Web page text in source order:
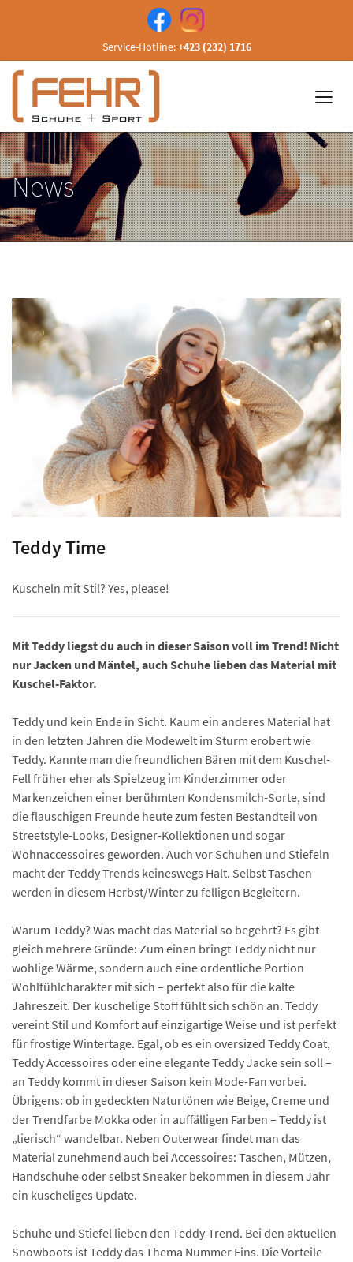
Service-Hotline:+423 (232) 1716
News
Teddy Time
Kuscheln mit Stil? Yes, please!
Mit Teddy liegst du auch in dieser Saison voll im Trend! Nicht
nur Jacken und Mäntel, auch Schuhe lieben das Material mit
Kuschel-Faktor.
Teddy und kein Ende in Sicht. Kaum ein anderes Material hat
in den letzten Jahren die Modewelt im Sturm erobert wie
Teddy. Kannte man die freundlichen Bären mit dem Kuschel-
Fell früher eher als Spielzeug im Kinderzimmer oder
Markenzeichen einer berühmten Kondensmilch-Sorte, sind
die flauschigen Freunde heute zum festen Bestandteil von
Streetstyle-Looks, Designer-Kollektionen und sogar
Wohnaccessoires geworden. Auch vor Schuhen und Stiefeln
macht der Teddy Trends keineswegs Halt. Selbst Taschen
werden in diesem Herbst/Winter zu felligen Begleitern.
Warum Teddy? Was macht das Material so begehrt? Es gibt
gleich mehrere Gründe: Zum einen bringt Teddy nicht nur
wohlige Wärme, sondern auch eine ordentliche Portion
Wohlfühlcharakter mit sich – perfekt also für die kalte
Jahreszeit. Der kuschelige Stoff fühlt sich schön an. Teddy
vereint Stil und Komfort auf einzigartige Weise und ist perfekt
für frostige Wintertage. Egal, ob es ein oversized Teddy Coat,
Teddy Accessoires oder eine elegante Teddy Jacke sein soll –
an Teddy kommt in dieser Saison kein Mode-Fan vorbei.
Übrigens: ob in gedeckten Naturtönen wie Beige, Creme und
der Trendfarbe Mokka oder in auffälligen Farben – Teddy ist
„tierisch“ wandelbar. Neben Outerwear findet man das
Material zunehmend auch bei Accessoires: Taschen, Mützen,
Handschuhe oder selbst Sneaker bekommen in diesem Jahr
ein kuscheliges Update.
Schuhe und Stiefel lieben den Teddy-Trend. Bei den aktuellen
Snowboots ist Teddy das Thema Nummer Eins. Die Vorteile